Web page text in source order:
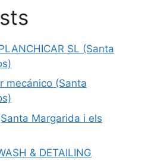
SL (Santa
mecánico (Santa
Margarida i els
& DETAILING